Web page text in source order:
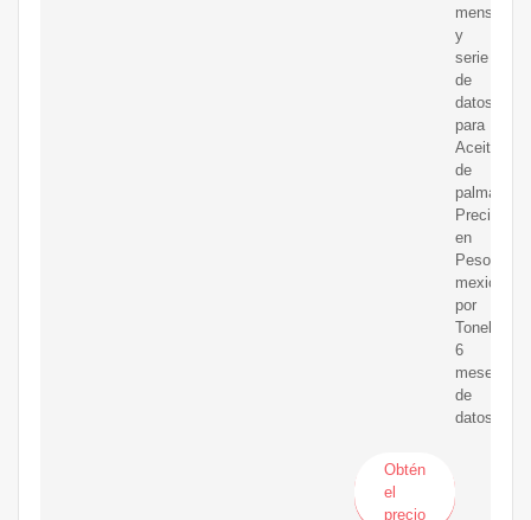
mensuales
y
serie
de
datos
para
Aceite
de
palma.
Precio
en
Peso
mexicano
por
Tonelada.
6
meses
de
datos.
Obtén
el
precio